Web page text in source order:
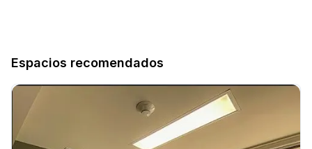
Espacios recomendados